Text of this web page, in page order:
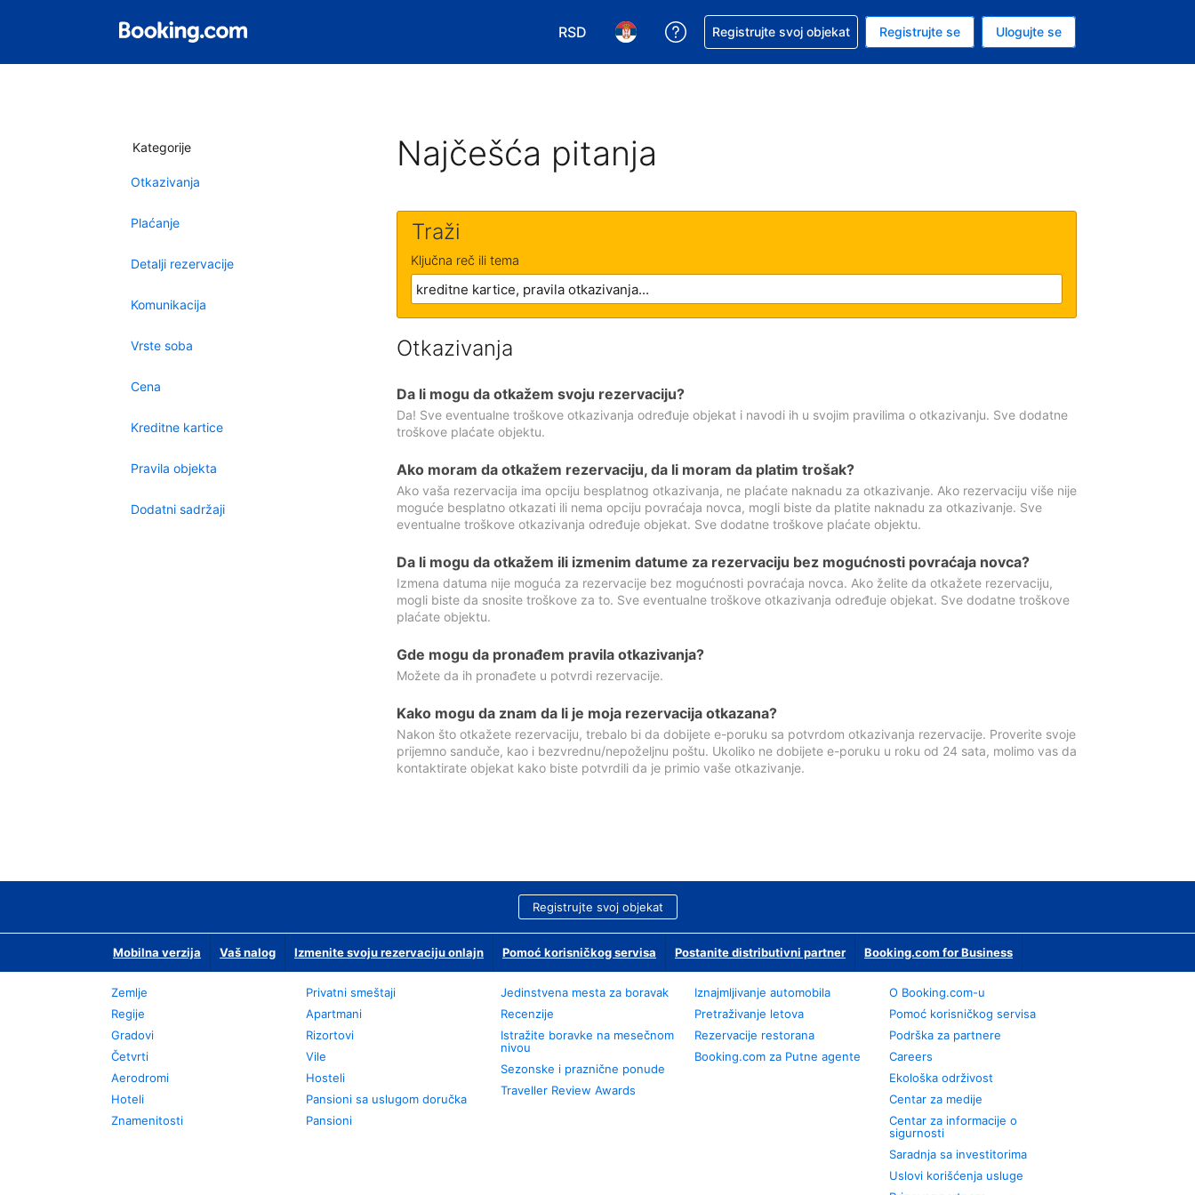
RSD
Izaberite valutu. Vaša trenutna valuta je dinar
Izaberite jezik. Vaš trenutni jezik je Srpskom
Zatražite pomoć u vezi sa rezervacijom
Registrujte svoj objekat Registrujte se Ulogujte se
Kategorije
Otkazivanja
Plaćanje
Detalji rezervacije
Komunikacija
Vrste soba
Cena
Kreditne kartice
Pravila objekta
Dodatni sadržaji
Najčešća pitanja
Traži
Ključna reč ili tema
Otkazivanja
Da li mogu da otkažem svoju rezervaciju?
Da! Sve eventualne troškove otkazivanja određuje objekat i navodi ih u svojim pravilima o otkazivanju. Sve dodatne
troškove plaćate objektu.
Ako moram da otkažem rezervaciju, da li moram da platim trošak?
Ako vaša rezervacija ima opciju besplatnog otkazivanja, ne plaćate naknadu za otkazivanje. Ako rezervaciju više nije
moguće besplatno otkazati ili nema opciju povraćaja novca, mogli biste da platite naknadu za otkazivanje. Sve
eventualne troškove otkazivanja određuje objekat. Sve dodatne troškove plaćate objektu.
Da li mogu da otkažem ili izmenim datume za rezervaciju bez mogućnosti povraćaja novca?
Izmena datuma nije moguća za rezervacije bez mogućnosti povraćaja novca. Ako želite da otkažete rezervaciju,
mogli biste da snosite troškove za to. Sve eventualne troškove otkazivanja određuje objekat. Sve dodatne troškove
plaćate objektu.
Gde mogu da pronađem pravila otkazivanja?
Možete da ih pronađete u potvrdi rezervacije.
Kako mogu da znam da li je moja rezervacija otkazana?
Nakon što otkažete rezervaciju, trebalo bi da dobijete e-poruku sa potvrdom otkazivanja rezervacije. Proverite svoje
prijemno sanduče, kao i bezvrednu/nepoželjnu poštu. Ukoliko ne dobijete e-poruku u roku od 24 sata, molimo vas da
kontaktirate objekat kako biste potvrdili da je primio vaše otkazivanje.
Registrujte svoj objekat
Mobilna verzija Vaš nalog Izmenite svoju rezervaciju onlajn Pomoć korisničkog servisa Postanite distributivni partner Booking.com for Business
Zemlje
Regije
Gradovi
Četvrti
Aerodromi
Hoteli
Znamenitosti
Privatni smeštaji
Apartmani
Rizortovi
Vile
Hosteli
Pansioni sa uslugom doručka
Pansioni
Jedinstvena mesta za boravak
Recenzije
Istražite boravke na mesečnom
nivou
Sezonske i praznične ponude
Traveller Review Awards
Iznajmljivanje automobila
Pretraživanje letova
Rezervacije restorana
Booking.com za Putne agente
О Booking.com-u
Pomoć korisničkog servisa
Podrška za partnere
Careers
Ekološka održivost
Centar za medije
Centar za informacije o
sigurnosti
Saradnja sa investitorima
Uslovi korišćenja usluge